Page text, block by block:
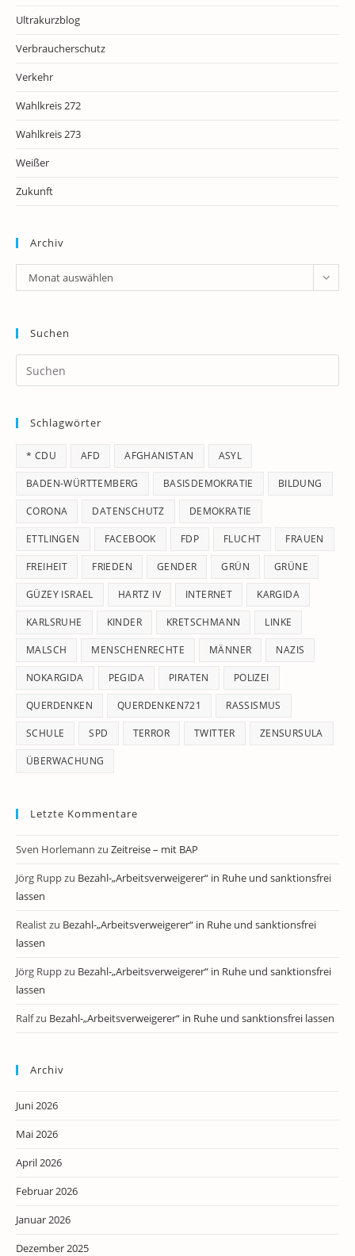
Ultrakurzblog
Verbraucherschutz
Verkehr
Wahlkreis 272
Wahlkreis 273
Weißer
Zukunft
Archiv
Archiv
Monat auswählen
Suchen
Schlagwörter
* CDU AFD AFGHANISTAN ASYL
BADEN-WÜRTTEMBERG BASISDEMOKRATIE BILDUNG
CORONA DATENSCHUTZ DEMOKRATIE
ETTLINGEN FACEBOOK FDP FLUCHT FRAUEN
FREIHEIT FRIEDEN GENDER GRÜN GRÜNE
GÜZEY ISRAEL HARTZ IV INTERNET KARGIDA
KARLSRUHE KINDER KRETSCHMANN LINKE
MALSCH MENSCHENRECHTE MÄNNER NAZIS
NOKARGIDA PEGIDA PIRATEN POLIZEI
QUERDENKEN QUERDENKEN721 RASSISMUS
SCHULE SPD TERROR TWITTER ZENSURSULA
ÜBERWACHUNG
Letzte Kommentare
Sven Horlemann zu Zeitreise – mit BAP
Jörg Ruppzu Bezahl-„Arbeitsverweigerer“ in Ruhe und sanktionsfrei
lassen
Realistzu Bezahl-„Arbeitsverweigerer“ in Ruhe und sanktionsfrei
lassen
Jörg Ruppzu Bezahl-„Arbeitsverweigerer“ in Ruhe und sanktionsfrei
lassen
Ralfzu Bezahl-„Arbeitsverweigerer“ in Ruhe und sanktionsfrei lassen
Archiv
Juni 2026
Mai 2026
April 2026
Februar 2026
Januar 2026
Dezember 2025